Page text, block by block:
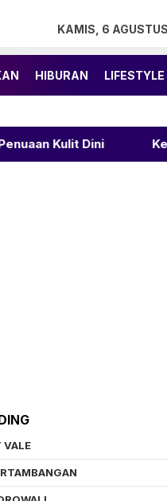
KAMIS, 6
HIBURAN LIFESTYLE
Ketua TP PKK
VALE